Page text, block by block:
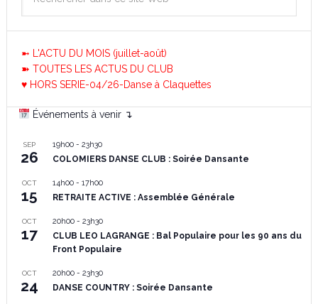
➼ L'ACTU DU MOIS (juillet-août)
➽ TOUTES LES ACTUS DU CLUB
♥ HORS SERIE-04/26-Danse à Claquettes
Événements à venir ↴
SEP
26
19h00- 23h30
COLOMIERS DANSE CLUB : Soirée Dansante
OCT
15
14h00- 17h00
RETRAITE ACTIVE : Assemblée Générale
OCT
17
20h00- 23h30
CLUB LEO LAGRANGE : Bal Populaire pour les 90 ans du
Front Populaire
OCT
24
20h00- 23h30
DANSE COUNTRY : Soirée Dansante